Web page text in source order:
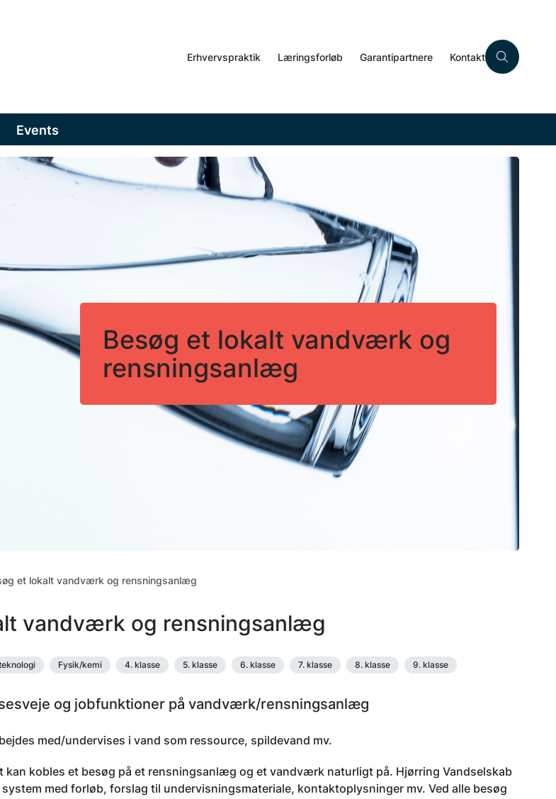
Erhvervspraktik Læringsforløb Garantipartnere Kontakt
Events
Besøg et lokalt vandværk og
rensningsanlæg
et lokalt vandværk og rensningsanlæg
vandværk og rensningsanlæg
Fysik/kemi 4. klasse 5. klasse 6. klasse 7. klasse 8. klasse 9. klasse
og jobfunktioner på vandværk/rensningsanlæg
med/undervises i vand som ressource, spildevand mv.
kan kobles et besøg på et rensningsanlæg og et vandværk naturligt på. Hjørring Vandselskab
med forløb, forslag til undervisningsmateriale, kontaktoplysninger mv. Ved alle besøg